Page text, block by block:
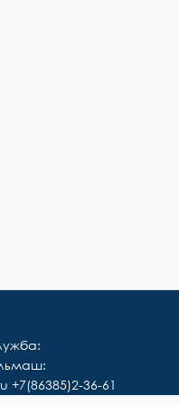
+7(86385)2-36-61